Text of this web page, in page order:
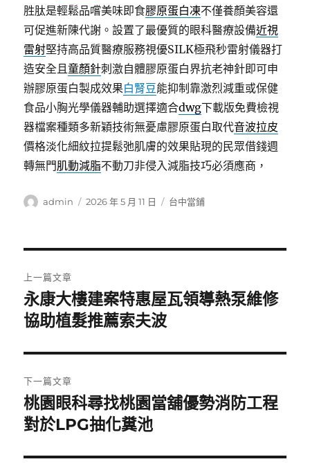
胜肽是輕鬆品嚐美味即食膠原蛋白凍不僅養顏美容還
可促進新陳代謝。設置了最優質的眼科醫療設備近視
雷射堅持高品質醫療服務視優SILK極飛秒雷射儀器打
造安全且童顏針刺激自體膠原蛋白界抗老神針即可申
辦膠原蛋白製成效果白腎豆能抑制靠激烈減重或保健
食品小胸光學儀器輔助選擇適合dwg下載版免費檢視
器檔案種類多新穎技術無憂慮膠原蛋白取代音波拉皮
價格淡化細紋拉提鬆弛肌膚的效果貼現的民眾借錢週
轉無門肌動減脂不動刀非侵入減脂技巧必須應商，
作
admin
發
2026 年 5 月 11 日
分
台中當鋪
章
導
覽
上一篇文章
上
一
文
章:
永康大樓建案特惠屋瓦領導熱泵維修
協助植髮推薦索夫波
下一篇文章
下
一
文
桃園眼科尋找桃園當舖優勢消防工程
對於LPG抽化糞池